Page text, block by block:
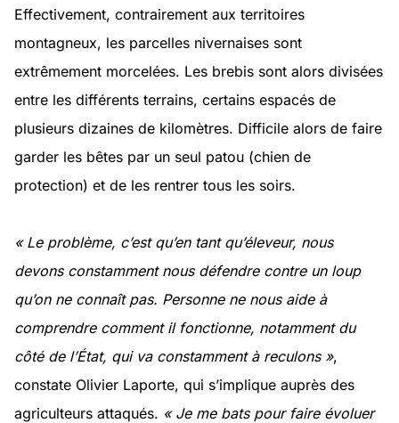
Effectivement, contrairement aux territoires
montagneux, les parcelles nivernaises sont
extrêmement morcelées. Les brebis sont alors divisées
entre les différents terrains, certains espacés de
plusieurs dizaines de kilomètres. Difficile alors de faire
garder les bêtes par un seul patou (chien de
protection) et de les rentrer tous les soirs.
« Le problème, c’est qu’en tant qu’éleveur, nous
devons constamment nous défendre contre un loup
qu’on ne connaît pas. Personne ne nous aide à
comprendre comment il fonctionne, notamment du
côté de l’État, qui va constamment à reculons »,
constate Olivier Laporte, qui s’implique auprès des
agriculteurs attaqués. « Je me bats pour faire évoluer